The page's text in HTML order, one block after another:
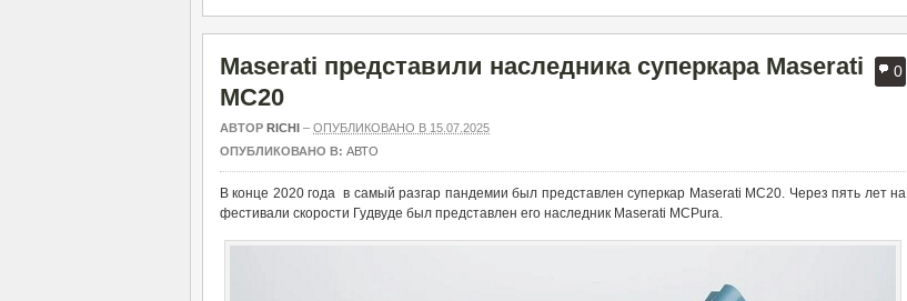
0
Maserati представили наследника суперкара Maserati
MC20
АВТОР RICHI – ОПУБЛИКОВАНО В 15.07.2025
ОПУБЛИКОВАНО В: АВТО
В конце 2020 года в самый разгар пандемии был представлен суперкар Maserati MC20. Через пять лет на
фестивали скорости Гудвуде был представлен его наследник Maserati MCPura.